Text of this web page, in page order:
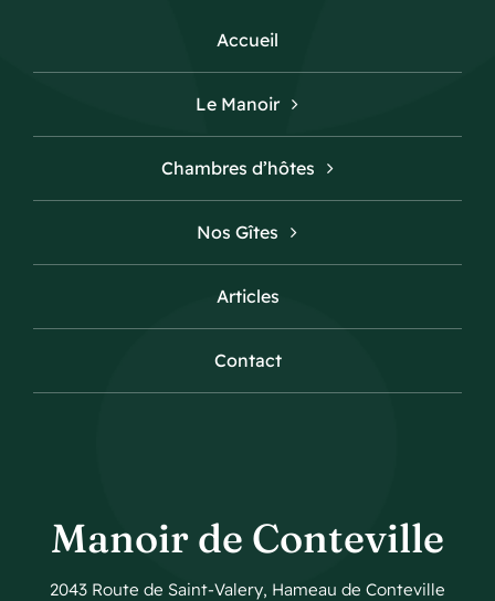
Accueil
Le Manoir
Chambres d’hôtes
Nos Gîtes
Articles
Contact
Manoir de Conteville
2043 Route de Saint-Valery, Hameau de Conteville